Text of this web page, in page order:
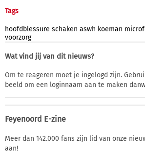
Tags
hoofdblessure schaken aswh koeman
voorzorg
Wat vind jij van dit nieuws?
Om te reageren moet je ingelogd zijn.
beeld om een loginnaam aan te maken
Feyenoord E-zine
Meer dan 142.000 fans zijn lid van onze
aan!